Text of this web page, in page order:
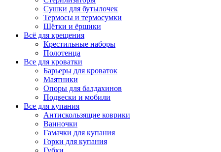
Сушки для бутылочек
Термосы и термосумки
Щётки и ёршики
Всё для крещения
Крестильные наборы
Полотенца
Все для кроватки
Барьеры для кроваток
Маятники
Опоры для балдахинов
Подвески и мобили
Все для купания
Антискользящие коврики
Ванночки
Гамачки для купания
Горки для купания
Губки